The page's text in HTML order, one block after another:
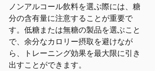
ノンアルコール飲料を選ぶ際には、糖
分の含有量に注意することが重要で
す。低糖または無糖の製品を選ぶこと
で、余分なカロリー摂取を避けなが
ら、トレーニング効果を最大限に引き
出すことができます。